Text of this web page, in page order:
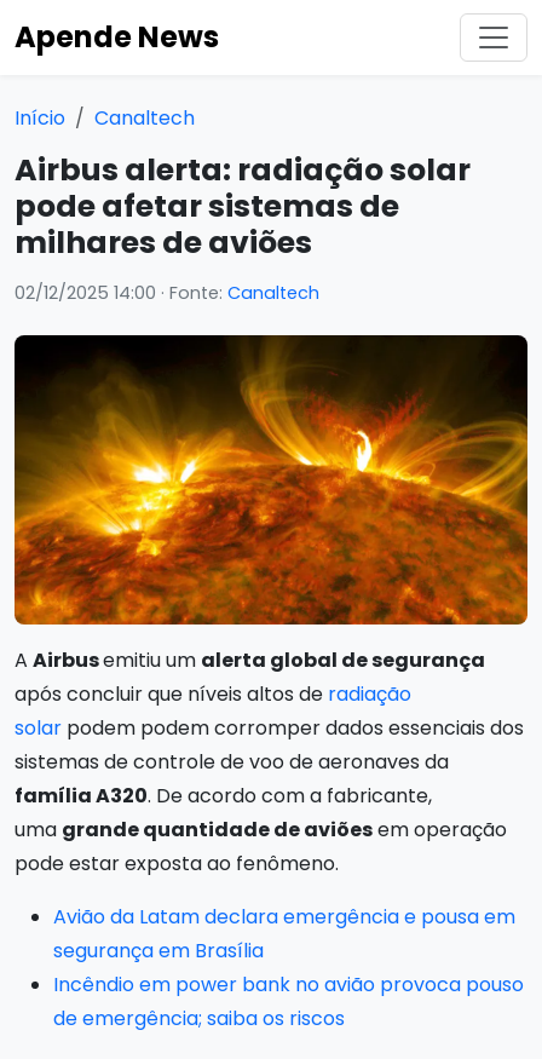
Apende News
Início Canaltech
Airbus alerta: radiação solar
pode afetar sistemas de
milhares de aviões
02/12/2025 14:00 · Fonte: Canaltech
A Airbusemitiu um alerta global de segurança
após concluir que níveis altos de radiação
solar podem podem corromper dados essenciais dos
sistemas de controle de voo de aeronaves da
família A320. De acordo com a fabricante,
uma grande quantidade de aviõesem operação
pode estar exposta ao fenômeno.
Avião da Latam declara emergência e pousa em
segurança em Brasília
Incêndio em power bank no avião provoca pouso
de emergência; saiba os riscos